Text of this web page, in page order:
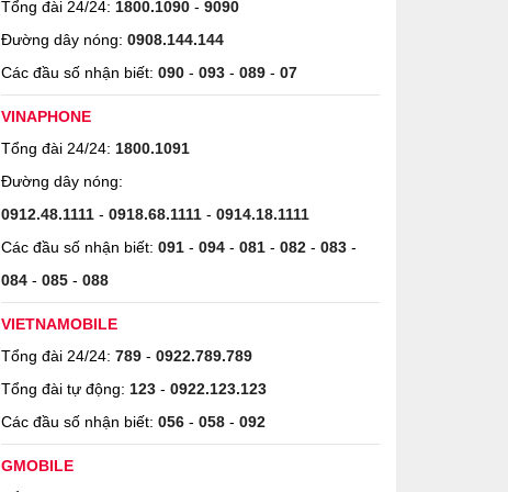
Tổng đài 24/24: 1800.1090 - 9090
Đường dây nóng: 0908.144.144
Các đầu số nhận biết: 090 - 093 - 089 - 07
VINAPHONE
Tổng đài 24/24: 1800.1091
Đường dây nóng:
0912.48.1111 - 0918.68.1111 - 0914.18.1111
Các đầu số nhận biết: 091 - 094 - 081 - 082 - 083 -
084 - 085 - 088
VIETNAMOBILE
Tổng đài 24/24: 789 - 0922.789.789
Tổng đài tự động: 123 - 0922.123.123
Các đầu số nhận biết: 056 - 058 - 092
GMOBILE